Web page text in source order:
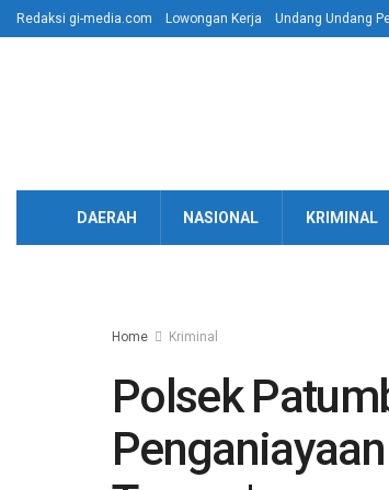
Redaksi gi-media.com Lowongan Kerja Undang Undang
DAERAH NASIONAL KRIMINAL
Home Kriminal
Polsek